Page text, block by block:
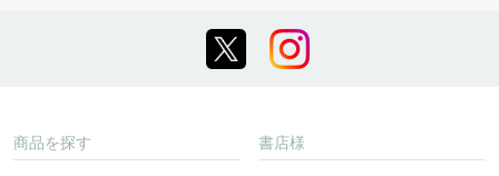
商品を探す 書店様